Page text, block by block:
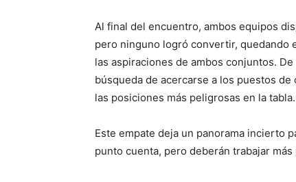
Al final del encuentro, ambos equipos
pero ninguno logró convertir, quedando
las aspiraciones de ambos conjuntos.
búsqueda de acercarse a los puestos
las posiciones más peligrosas en la tabla.
Este empate deja un panorama incierto
punto cuenta, pero deberán trabajar